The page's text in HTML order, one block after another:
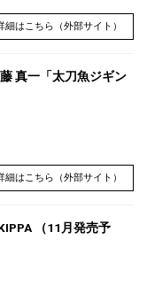
細はこちら（外部サイト）
真一「太刀魚ジギン
細はこちら（外部サイト）
（11月発売予